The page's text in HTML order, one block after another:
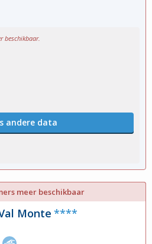
beschikbaar.
andere data
meer beschikbaar
Monte ****